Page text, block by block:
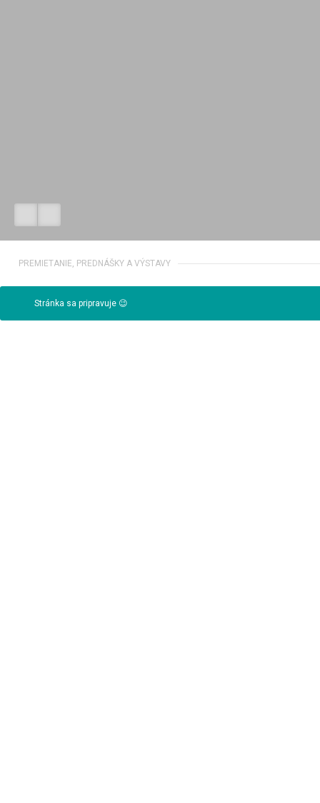
PREMIETANIE, PREDNÁŠKY A VÝSTAVY
Stránka sa pripravuje 😉